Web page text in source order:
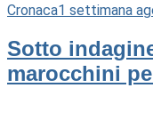
Cronaca1 settimana
Sotto
marocchini